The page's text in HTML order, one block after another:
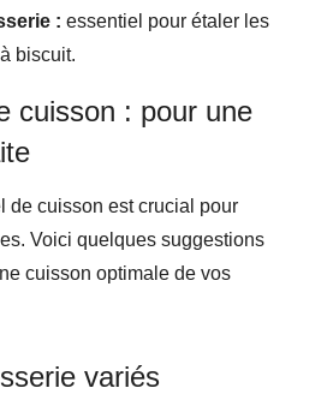
: essentiel pour étaler les
biscuit.
cuisson : pour une
de cuisson est crucial pour
Voici quelques suggestions
cuisson optimale de vos
variés